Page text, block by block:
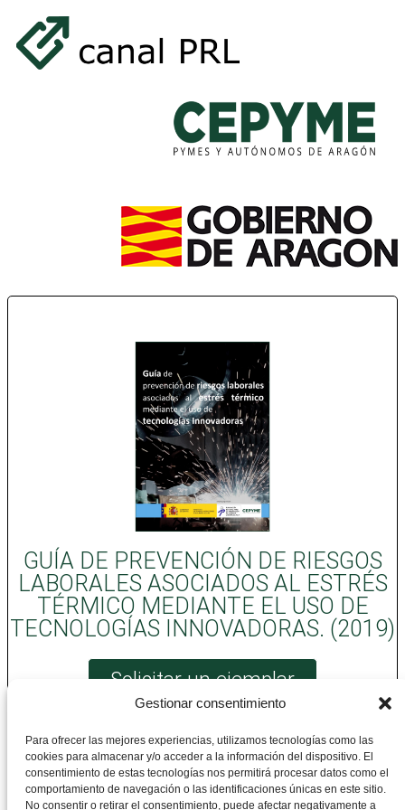
Gestionar consentimiento
Para ofrecer las mejores experiencias, utilizamos tecnologías como las
cookies para almacenar y/o acceder a la información del dispositivo. El
consentimiento de estas tecnologías nos permitirá procesar datos como el
comportamiento de navegación o las identificaciones únicas en este sitio.
No consentir o retirar el consentimiento, puede afectar negativamente a
GUÍA DE PREVENCIÓN DE RIESGOS
LABORALES ASOCIADOS AL ESTRÉS
TÉRMICO MEDIANTE EL USO DE
TECNOLOGÍAS INNOVADORAS. (2019)
Solicitar un ejemplar
CEPYME Aragón